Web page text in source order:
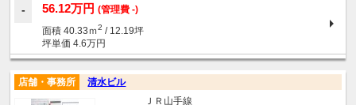
56.12万円 (管理費 -)
面積 40.33ｍ2 / 12.19坪
坪単価 4.6万円
店舗・事務所
清水ビル
ＪＲ山手線